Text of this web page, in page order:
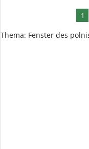
1
Thema: Fenster des